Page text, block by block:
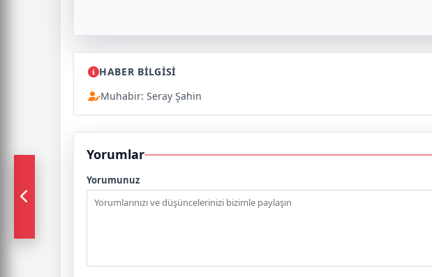
HABER BİLGİSİ
Muhabir: Seray Şahin
Yorumlar
Yorumunuz